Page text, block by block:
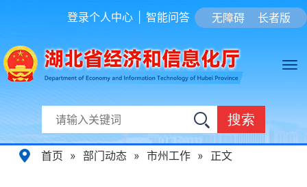
无障碍 长者版
登录个人中心 智能问答
搜索
首页 » 部门动态 » 市州工作 » 正文